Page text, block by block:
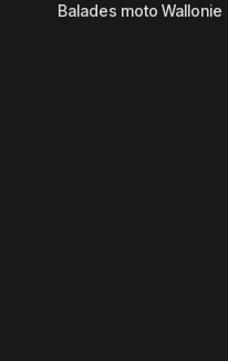
Balades moto Wallonie